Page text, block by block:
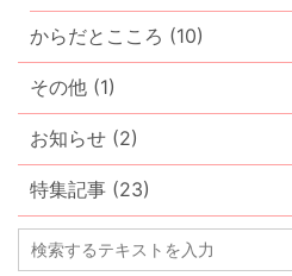
からだとこころ (10)
その他 (1)
お知らせ (2)
特集記事 (23)